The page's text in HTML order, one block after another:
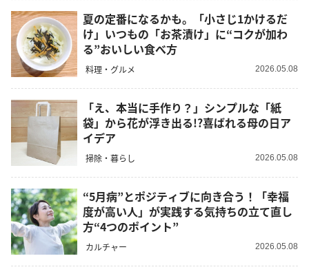
夏の定番になるかも。「小さじ1かけるだ
け」いつもの「お茶漬け」に“コクが加わ
る”おいしい食べ方
料理・グルメ 2026.05.08
「え、本当に手作り？」シンプルな「紙
袋」から花が浮き出る!?喜ばれる母の日ア
イデア
掃除・暮らし 2026.05.08
“5月病”とポジティブに向き合う！「幸福
度が高い人」が実践する気持ちの立て直し
方“4つのポイント”
カルチャー 2026.05.08